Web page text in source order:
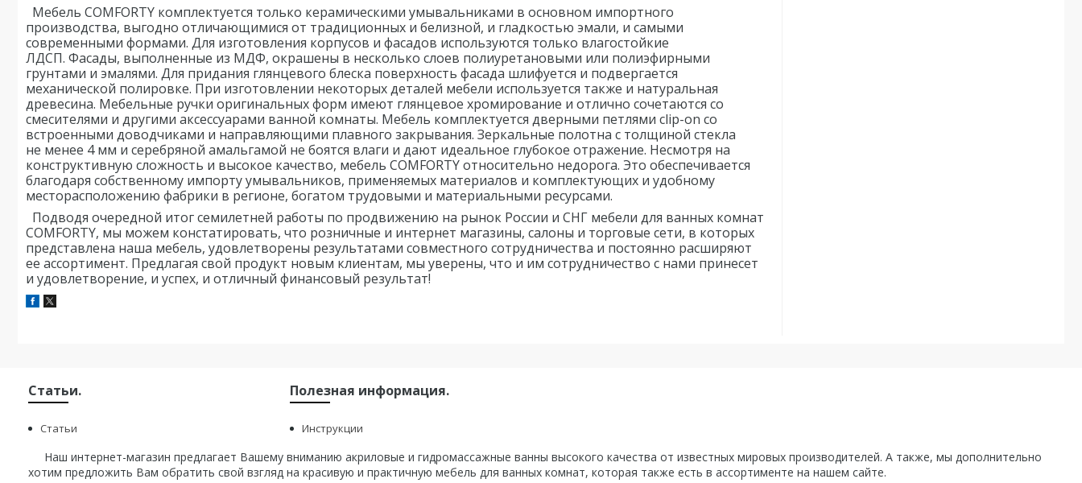
Мебель COMFORTY комплектуется только керамическими умывальниками в основном импортного
производства, выгодно отличающимися от традиционных и белизной, и гладкостью эмали, и самыми
современными формами. Для изготовления корпусов и фасадов используются только влагостойкие
ЛДСП. Фасады, выполненные из МДФ, окрашены в несколько слоев полиуретановыми или полиэфирными
грунтами и эмалями. Для придания глянцевого блеска поверхность фасада шлифуется и подвергается
механической полировке. При изготовлении некоторых деталей мебели используется также и натуральная
древесина. Мебельные ручки оригинальных форм имеют глянцевое хромирование и отлично сочетаются со
смесителями и другими аксессуарами ванной комнаты. Мебель комплектуется дверными петлями clip-on со
встроенными доводчиками и направляющими плавного закрывания. Зеркальные полотна с толщиной стекла
не менее 4 мм и серебряной амальгамой не боятся влаги и дают идеальное глубокое отражение. Несмотря на
конструктивную сложность и высокое качество, мебель COMFORTY относительно недорога. Это обеспечивается
благодаря собственному импорту умывальников, применяемых материалов и комплектующих и удобному
месторасположению фабрики в регионе, богатом трудовыми и материальными ресурсами.
Подводя очередной итог семилетней работы по продвижению на рынок России и СНГ мебели для ванных комнат
COMFORTY, мы можем констатировать, что розничные и интернет магазины, салоны и торговые сети, в которых
представлена наша мебель, удовлетворены результатами совместного сотрудничества и постоянно расширяют
ее ассортимент. Предлагая свой продукт новым клиентам, мы уверены, что и им сотрудничество с нами принесет
и удовлетворение, и успех, и отличный финансовый результат!
Статьи.
Статьи
Полезная информация.
Инструкции
Наш интернет-магазин предлагает Вашему вниманию акриловые и гидромассажные ванны высокого качества от известных мировых производителей. А также, мы дополнительно
хотим предложить Вам обратить свой взгляд на красивую и практичную мебель для ванных комнат, которая также есть в ассортименте на нашем сайте.